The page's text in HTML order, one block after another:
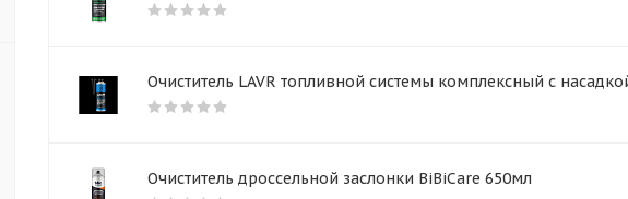
Очиститель LAVR топливной системы комплексный с
Очиститель дроссельной заслонки BiBiCare 650мл